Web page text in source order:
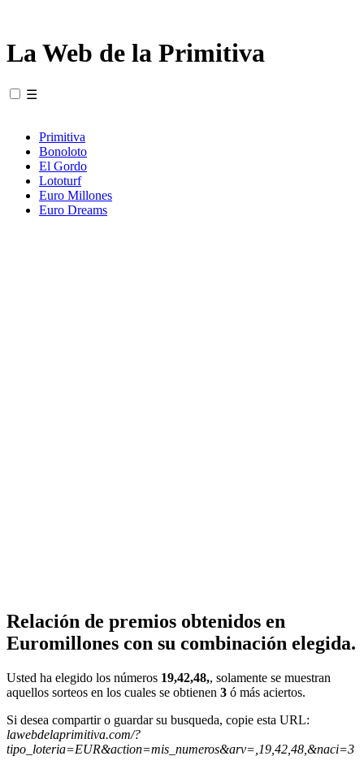
La Web de la Primitiva
☰
Primitiva
Bonoloto
El Gordo
Lototurf
Euro Millones
Euro Dreams
Relación de premios obtenidos en
Euromillones con su combinación elegida.
Usted ha elegido los números 19,42,48,, solamente se muestran
aquellos sorteos en los cuales se obtienen 3 ó más aciertos.
Si desea compartir o guardar su busqueda, copie esta URL:
lawebdelaprimitiva.com/?
tipo_loteria=EUR&action=mis_numeros&arv=,19,42,48,&naci=3